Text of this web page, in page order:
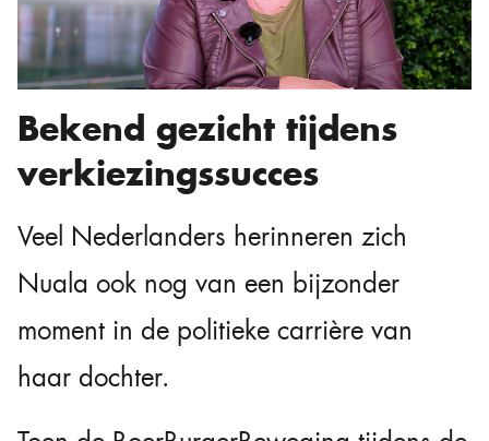
Bekend gezicht tijdens
verkiezingssucces
Veel Nederlanders herinneren zich
Nuala ook nog van een bijzonder
moment in de politieke carrière van
haar dochter.